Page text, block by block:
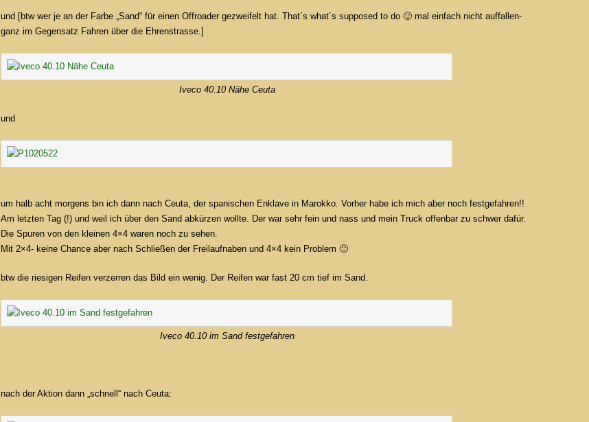
und [btw wer je an der Farbe „Sand“ für einen Offroader gezweifelt hat. That´s what´s supposed to do 🙂 mal einfach nicht auffallen-
ganz im Gegensatz Fahren über die Ehrenstrasse.]
Iveco 40.10 Nähe Ceuta
und
um halb acht morgens bin ich dann nach Ceuta, der spanischen Enklave in Marokko. Vorher habe ich mich aber noch festgefahren!!
Am letzten Tag (!) und weil ich über den Sand abkürzen wollte. Der war sehr fein und nass und mein Truck offenbar zu schwer dafür.
Die Spuren von den kleinen 4×4 waren noch zu sehen.
Mit 2×4- keine Chance aber nach Schließen der Freilaufnaben und 4×4 kein Problem 🙂
btw die riesigen Reifen verzerren das Bild ein wenig. Der Reifen war fast 20 cm tief im Sand.
Iveco 40.10 im Sand festgefahren
nach der Aktion dann „schnell“ nach Ceuta: